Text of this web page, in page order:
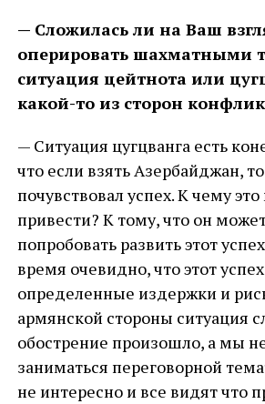
— Сложилась ли на Ваш
оперировать шахматными
ситуация цейтнота или
какой-то из сторон
— Ситуация цугцванга есть
что если взять Азербайджан,
почувствовал успех. К чему
привести? К тому, что он
попробовать развить этот
время очевидно, что этот
определенные издержки и
армянской стороны ситуация
обострение произошло, а мы
заниматься переговорной
не интересно и все видят что